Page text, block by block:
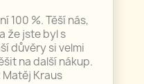
100 %. Těší nás,
že jste byl s
důvěry si velmi
na další nákup.
Matěj Kraus